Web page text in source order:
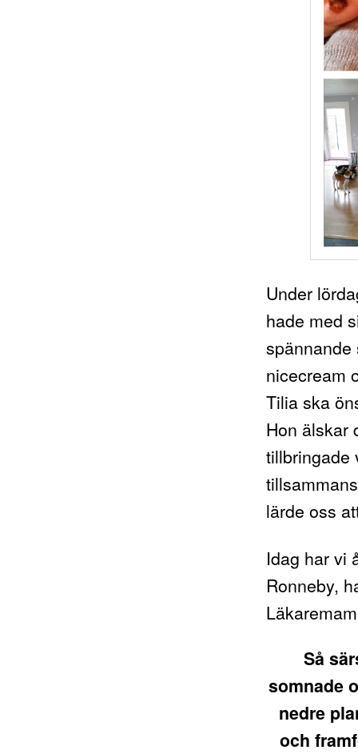
Under
hade med
nicecream
Tilia ska
Hon älskar
tillbringade
lärde oss
Idag har vi
Ronneby,
Så
somnade
nedre
och